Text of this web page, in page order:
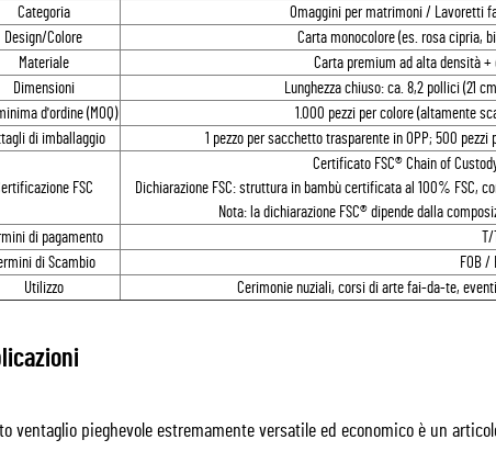
Categoria
Omaggini per matrimoni / Lavoretti
Design/Colore
Carta monocolore (es. rosa cipria,
Materiale
Carta premium ad alta densità
Dimensioni
Lunghezza chiuso: ca. 8,2 pollici (21
d'ordine (MOQ)
1.000 pezzi per colore (altamente
di imballaggio
1 pezzo per sacchetto trasparente in OPP; 500
FSC
Certificato FSC® Chain of
Dichiarazione FSC: struttura in bambù certificata al 100% FSC,
Nota: la dichiarazione FSC® dipende dalla
di pagamento
di Scambio
FOB /
Utilizzo
Cerimonie nuziali, corsi di arte fai-da-te,
ventaglio pieghevole estremamente versatile ed economico è un